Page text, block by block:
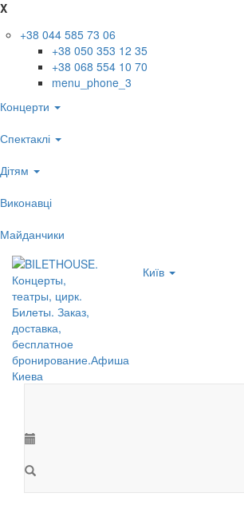
X
+38 044 585 73 06
+38 050 353 12 35
+38 068 554 10 70
menu_phone_3
Концерти
Спектаклі
Дітям
Виконавці
Майданчики
Київ